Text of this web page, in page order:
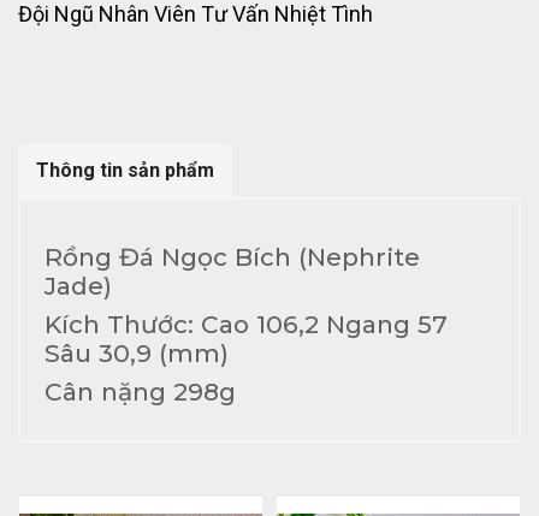
Đội Ngũ Nhân Viên Tư Vấn Nhiệt Tình
Thông tin sản phẩm
Rồng Đá Ngọc Bích (Nephrite
Jade)
Kích Thước: Cao 106,2 Ngang 57
Sâu 30,9 (mm)
Cân nặng 298g